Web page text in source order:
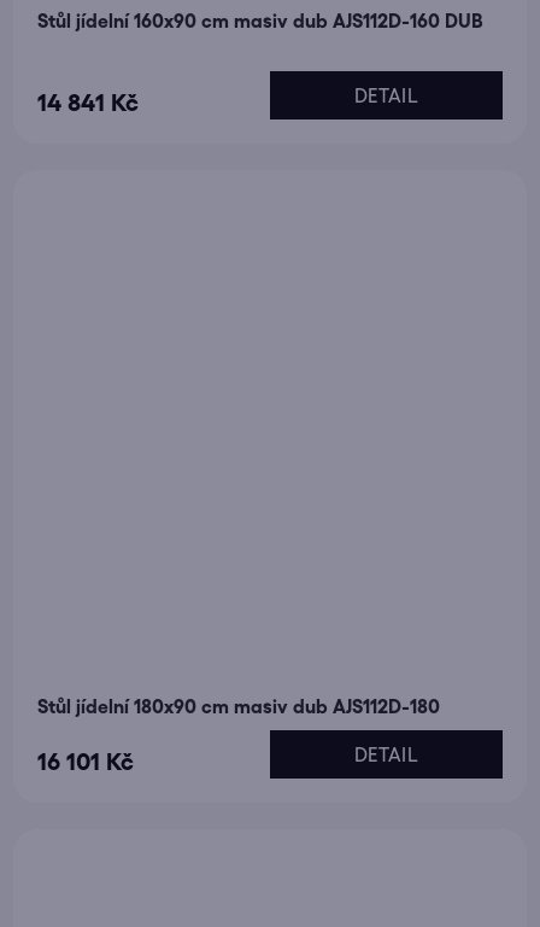
Stůl jídelní 160x90 cm masiv dub AJS112D-160 DUB
hodnocení
14 841 Kč DETAIL
Stůl jídelní 180x90 cm masiv dub AJS112D-180
16 101 Kč DETAIL